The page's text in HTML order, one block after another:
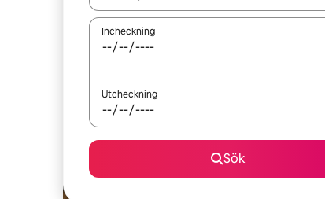
Incheckning
Utcheckning
Sök